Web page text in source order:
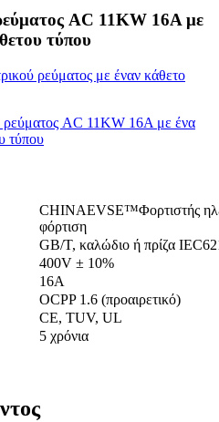
AC 11KW 16A με
τύπου
CHINAEVSE™️Φορτιστής
φόρτιση
GB/T, καλώδιο ή πρίζα
400V ± 10%
16Α
OCPP 1.6 (προαιρετικό)
CE, TUV, UL
5 χρόνια